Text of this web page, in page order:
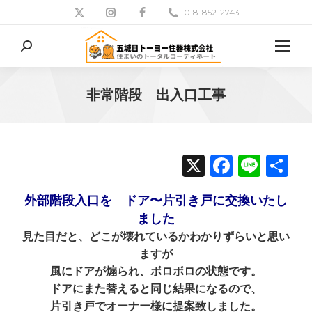
018-852-2743
検
索:
非常階段 出入口工事
X Line
外部階段入口を ドア〜片引き戸に交換いたし
ました
見た目だと、どこが壊れているかわかりずらいと思い
ますが
風にドアが煽られ、ボロボロの状態です。
ドアにまた替えると同じ結果になるので、
片引き戸でオーナー様に提案致しました。